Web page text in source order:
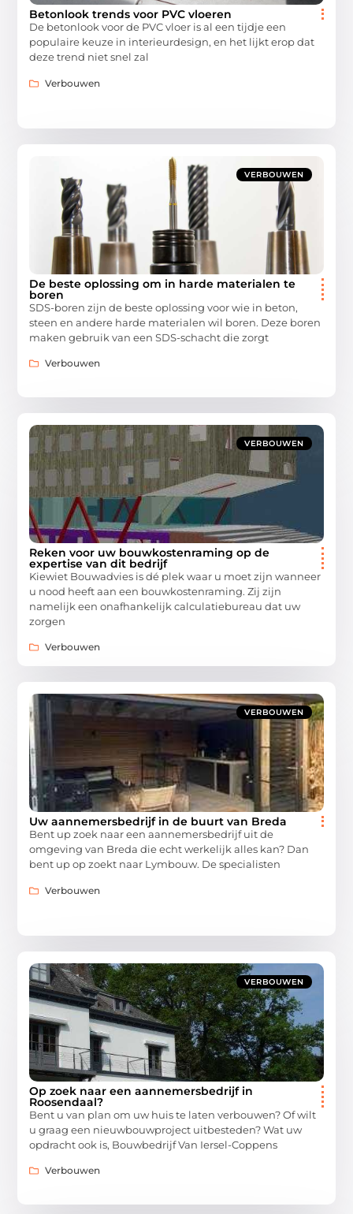
Betonlook trends voor PVC vloeren
De betonlook voor de PVC vloer is al een tijdje een
populaire keuze in interieurdesign, en het lijkt erop dat
deze trend niet snel zal
Verbouwen
VERBOUWEN
De beste oplossing om in harde materialen te
boren
SDS-boren zijn de beste oplossing voor wie in beton,
steen en andere harde materialen wil boren. Deze boren
maken gebruik van een SDS-schacht die zorgt
Verbouwen
VERBOUWEN
Reken voor uw bouwkostenraming op de
expertise van dit bedrijf
Kiewiet Bouwadvies is dé plek waar u moet zijn wanneer
u nood heeft aan een bouwkostenraming. Zij zijn
namelijk een onafhankelijk calculatiebureau dat uw
zorgen
Verbouwen
VERBOUWEN
Uw aannemersbedrijf in de buurt van Breda
Bent up zoek naar een aannemersbedrijf uit de
omgeving van Breda die echt werkelijk alles kan? Dan
bent up op zoekt naar Lymbouw. De specialisten
Verbouwen
VERBOUWEN
Op zoek naar een aannemersbedrijf in
Roosendaal?
Bent u van plan om uw huis te laten verbouwen? Of wilt
u graag een nieuwbouwproject uitbesteden? Wat uw
opdracht ook is, Bouwbedrijf Van Iersel-Coppens
Verbouwen